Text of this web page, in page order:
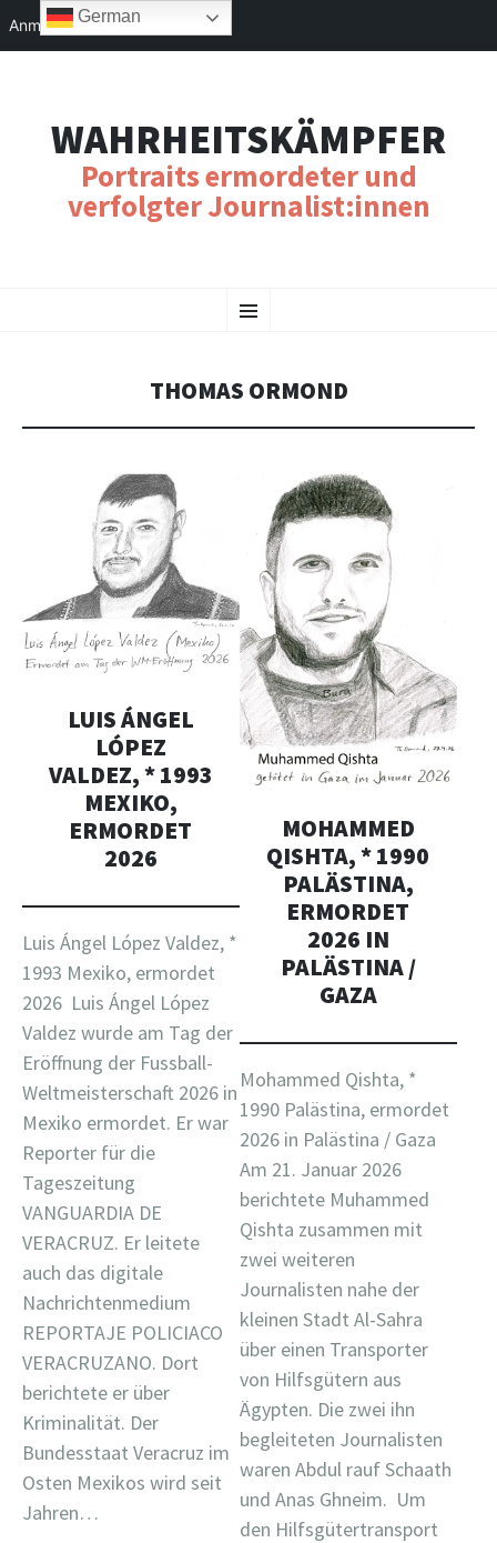
WAHRHEITSKÄMPFER
Portraits ermordeter und
verfolgter Journalist:innen
Menu
TO
THOMAS ORMOND
LUIS ÁNGEL
LÓPEZ
VALDEZ, * 1993
MEXIKO,
ERMORDET
2026
Luis Ángel López Valdez, *
1993 Mexiko, ermordet
2026 Luis Ángel López
Valdez wurde am Tag der
Eröffnung der Fussball-
Weltmeisterschaft 2026 in
Mexiko ermordet. Er war
Reporter für die
Tageszeitung
VANGUARDIA DE
VERACRUZ. Er leitete
auch das digitale
Nachrichtenmedium
REPORTAJE POLICIACO
VERACRUZANO. Dort
berichtete er über
Kriminalität. Der
Bundesstaat Veracruz im
Osten Mexikos wird seit
Jahren…
MOHAMMED
QISHTA, * 1990
PALÄSTINA,
ERMORDET
2026 IN
PALÄSTINA /
GAZA
Mohammed Qishta, *
1990 Palästina, ermordet
2026 in Palästina / Gaza
Am 21. Januar 2026
berichtete Muhammed
Qishta zusammen mit
zwei weiteren
Journalisten nahe der
kleinen Stadt Al-Sahra
über einen Transporter
von Hilfsgütern aus
Ägypten. Die zwei ihn
begleiteten Journalisten
waren Abdul rauf Schaath
und Anas Ghneim. Um
den Hilfsgütertransport
German
Anmelden